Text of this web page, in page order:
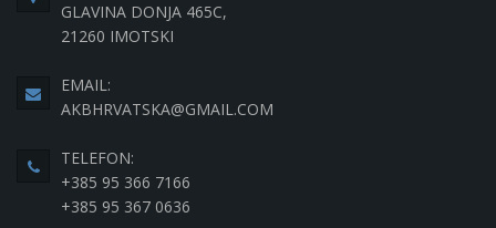
GLAVINA DONJA 465C,
21260 IMOTSKI
EMAIL:
AKBHRVATSKA@GMAIL.COM
TELEFON:
+385 95 366 7166
+385 95 367 0636